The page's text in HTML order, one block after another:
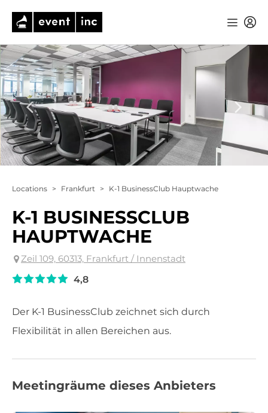
Locations > Frankfurt > K-1 BusinessClub Hauptwache
K-1 BUSINESSCLUB
HAUPTWACHE
Zeil 109, 60313, Frankfurt / Innenstadt
4,8
Der K-1 BusinessClub zeichnet sich durch
Flexibilität in allen Bereichen aus.
Meetingräume dieses Anbieters